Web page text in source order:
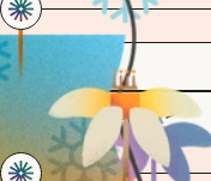
的結果圖
查看香氛類型全解析 >>>